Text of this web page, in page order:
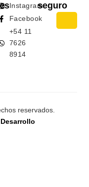
Instagram
Facebook
+54 11
7626
8914
seguro
reservados.